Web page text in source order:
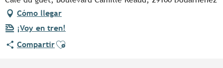
Cómo llegar
¡Voy en tren!
CompartirAjouter aux favoris